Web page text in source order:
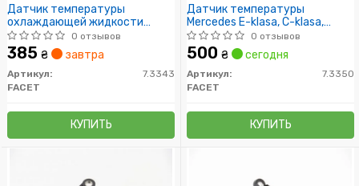
Датчик температуры
охлаждающей жидкости
Sprinter 906/Vito(OM
651/642/M112/M272)
0 отзывов
385 ₴ завтра
Артикул:
7.3343
FACET
КУПИТЬ
Датчик температуры
Mercedes E-klasa, C-klasa,
Sprinter 95- 2.0D/2.5D/3.0D
0 отзывов
500 ₴ сегодня
Артикул:
7.3350
FACET
КУПИТЬ